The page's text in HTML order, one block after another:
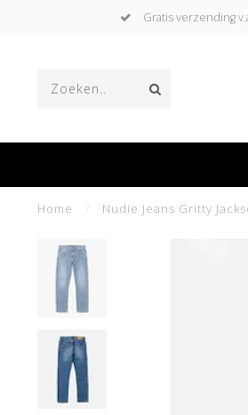
Gratis verzending
Home Nudie Jeans Gritty